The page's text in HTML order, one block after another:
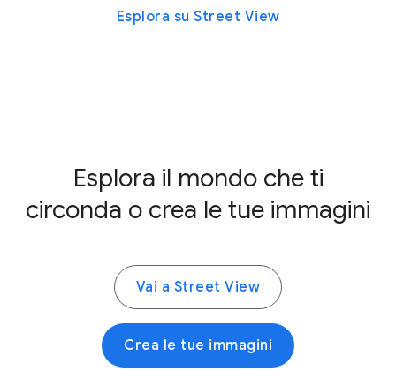
Esplora su Street View
Esplora il mondo che ti
circonda o crea le tue immagini
Vai a Street View
Crea le tue immagini